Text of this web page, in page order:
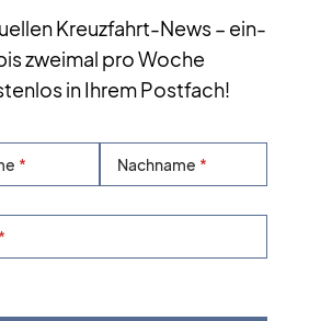
Kreuzfahrt-News – ein-
zweimal pro Woche
in Ihrem Postfach!
Nachname